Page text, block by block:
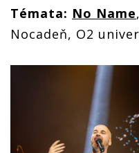
Témata: No Name
Nocadeň, O2